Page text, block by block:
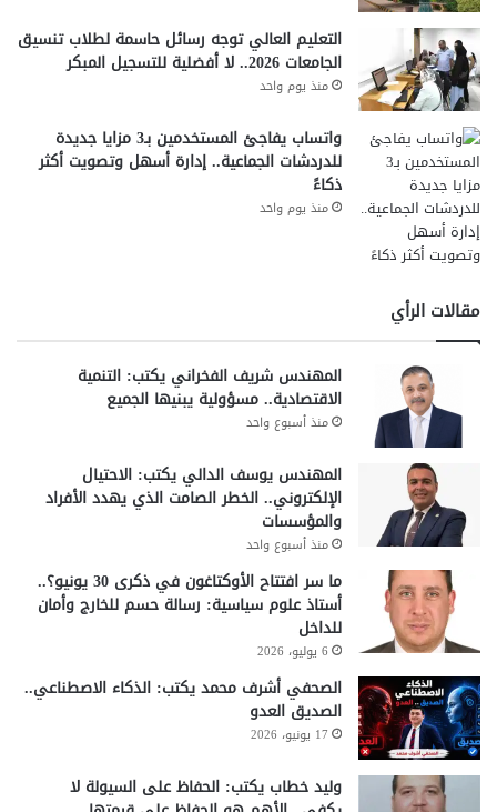
التعليم العالي توجه رسائل حاسمة لطلاب تنسيق
الجامعات 2026.. لا أفضلية للتسجيل المبكر
منذ يوم واحد
واتساب يفاجئ المستخدمين بـ3 مزايا جديدة
للدردشات الجماعية.. إدارة أسهل وتصويت أكثر
ذكاءً
منذ يوم واحد
مقالات الرأي
المهندس شريف الفخراني يكتب: التنمية
الاقتصادية.. مسؤولية يبنيها الجميع
منذ أسبوع واحد
المهندس يوسف الدالي يكتب: الاحتيال
الإلكتروني.. الخطر الصامت الذي يهدد الأفراد
والمؤسسات
منذ أسبوع واحد
ما سر افتتاح الأوكتاغون في ذكرى 30 يونيو؟..
أستاذ علوم سياسية: رسالة حسم للخارج وأمان
للداخل
6 يوليو، 2026
الصحفي أشرف محمد يكتب: الذكاء الاصطناعي..
الصديق العدو
17 يونيو، 2026
وليد خطاب يكتب: الحفاظ على السيولة لا